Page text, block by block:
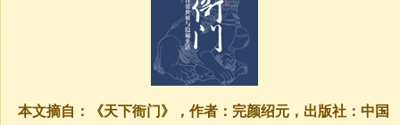
本文摘自：《天下衙门》，作者：完颜绍元，出版社：中国